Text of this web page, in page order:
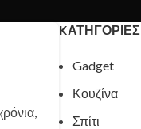
KΑΤΗΓΟΡΊΕΣ
Gadget
Κουζίνα
Σπίτι